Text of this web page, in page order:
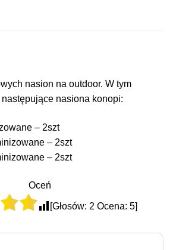
Rozwiń
nasion na outdoor. W tym
nasiona konopi:
– 2szt
– 2szt
– 2szt
Oceń
[Głosów: 2 Ocena: 5]